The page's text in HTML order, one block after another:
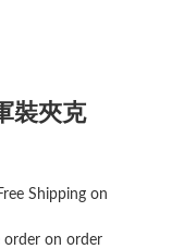
裝夾克
Shipping on
order on order